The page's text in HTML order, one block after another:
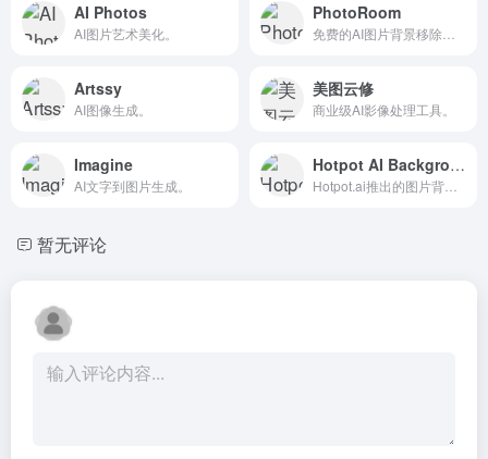
AI Photos
AI图片艺术美化。
PhotoRoom
Artssy
AI图像生成。
美图云修
商业级AI影像处理工具。
Imagine
AI文字到图片生成。
Hotpot AI Background Remover
暂无评论